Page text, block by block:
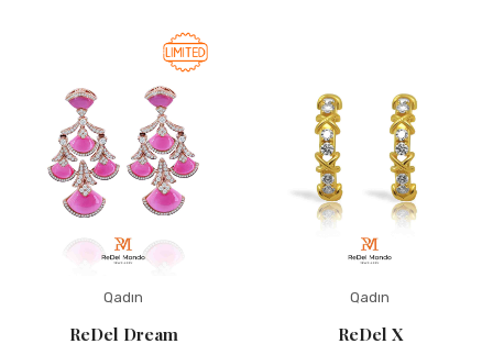
Qadın
ReDel Dream
Qadın
ReDel X